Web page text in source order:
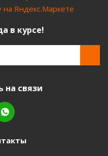
в курсе!
на связи